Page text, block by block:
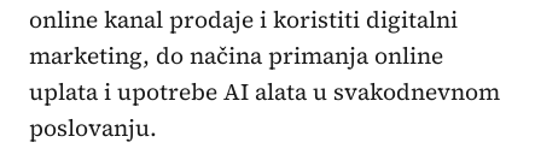
online kanal prodaje i koristiti digitalni
marketing, do načina primanja online
uplata i upotrebe AI alata u svakodnevnom
poslovanju.